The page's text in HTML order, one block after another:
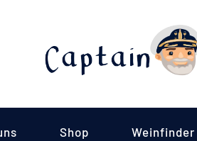
Shop Weinfinder